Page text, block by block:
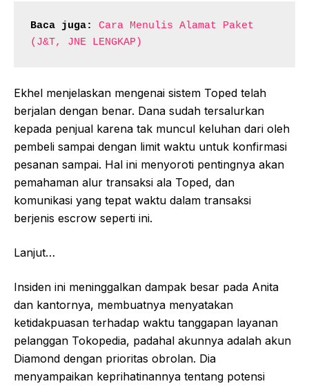
Baca juga:
Cara Menulis Alamat Paket
(J&T, JNE LENGKAP)
Ekhel menjelaskan mengenai sistem Toped telah
berjalan dengan benar. Dana sudah tersalurkan
kepada penjual karena tak muncul keluhan dari oleh
pembeli sampai dengan limit waktu untuk konfirmasi
pesanan sampai. Hal ini menyoroti pentingnya akan
pemahaman alur transaksi ala Toped, dan
komunikasi yang tepat waktu dalam transaksi
berjenis escrow seperti ini.
Lanjut…
Insiden ini meninggalkan dampak besar pada Anita
dan kantornya, membuatnya menyatakan
ketidakpuasan terhadap waktu tanggapan layanan
pelanggan Tokopedia, padahal akunnya adalah akun
Diamond dengan prioritas obrolan. Dia
menyampaikan keprihatinannya tentang potensi